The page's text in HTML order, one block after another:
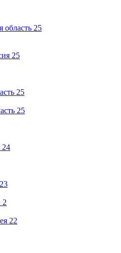
область 25
25
25
25
24
23
2
22